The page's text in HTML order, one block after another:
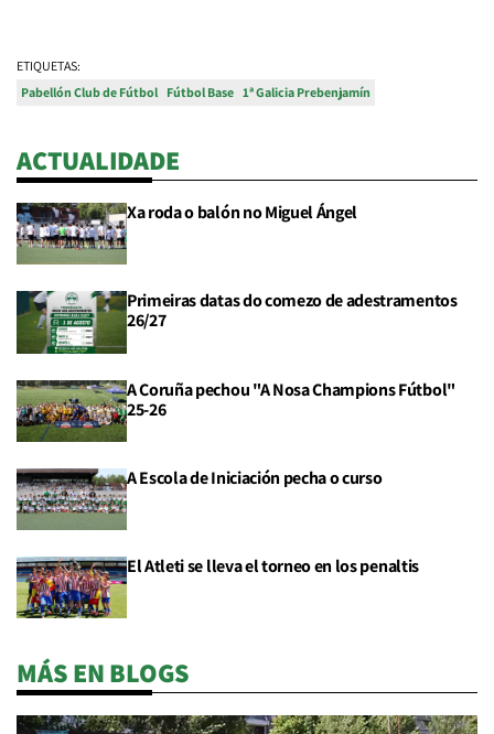
ETIQUETAS:
Pabellón Club de Fútbol Fútbol Base 1ª Galicia Prebenjamín
ACTUALIDADE
Xa roda o balón no Miguel Ángel
Primeiras datas do comezo de adestramentos
26/27
A Coruña pechou "A Nosa Champions Fútbol"
25-26
A Escola de Iniciación pecha o curso
El Atleti se lleva el torneo en los penaltis
MÁS EN BLOGS